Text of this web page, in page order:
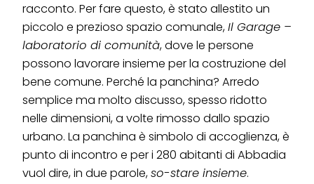
racconto. Per fare questo, è stato allestito un
piccolo e prezioso spazio comunale,Il Garage –
laboratorio di comunità, dove le persone
possono lavorare insieme per la costruzione del
bene comune. Perché la panchina? Arredo
semplice ma molto discusso, spesso ridotto
nelle dimensioni, a volte rimosso dallo spazio
urbano. La panchina è simbolo di accoglienza, è
punto di incontro e per i 280 abitanti di Abbadia
vuol dire, in due parole,so-stare insieme.